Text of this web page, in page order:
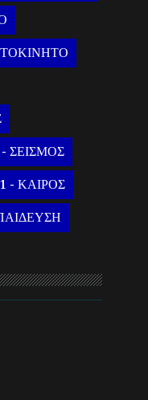
- ΣΕΙΣΜΟΣ
- ΚΑΙΡΟΣ